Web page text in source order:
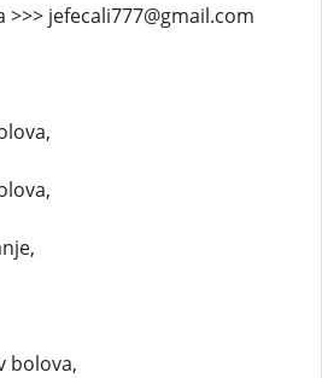
jefecali777@gmail.com
bolova,